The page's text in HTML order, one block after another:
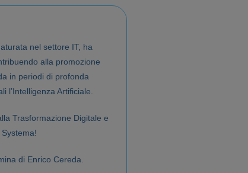
nel settore IT, ha
alla promozione
in periodi di profonda
l’Intelligenza Artificiale.
Trasformazione Digitale e
di Enrico Cereda.